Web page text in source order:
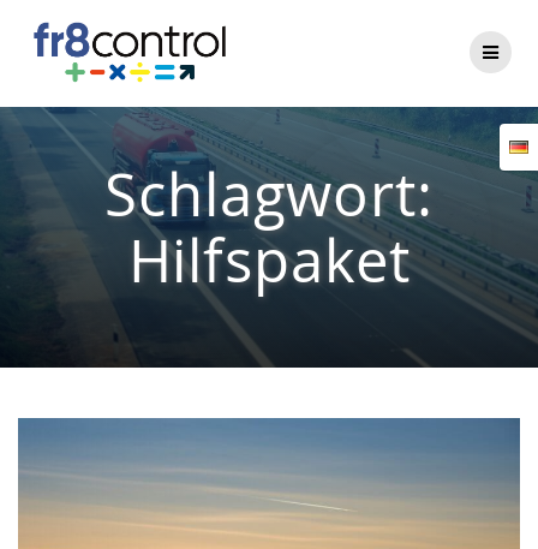
Schlagwort:
Hilfspaket